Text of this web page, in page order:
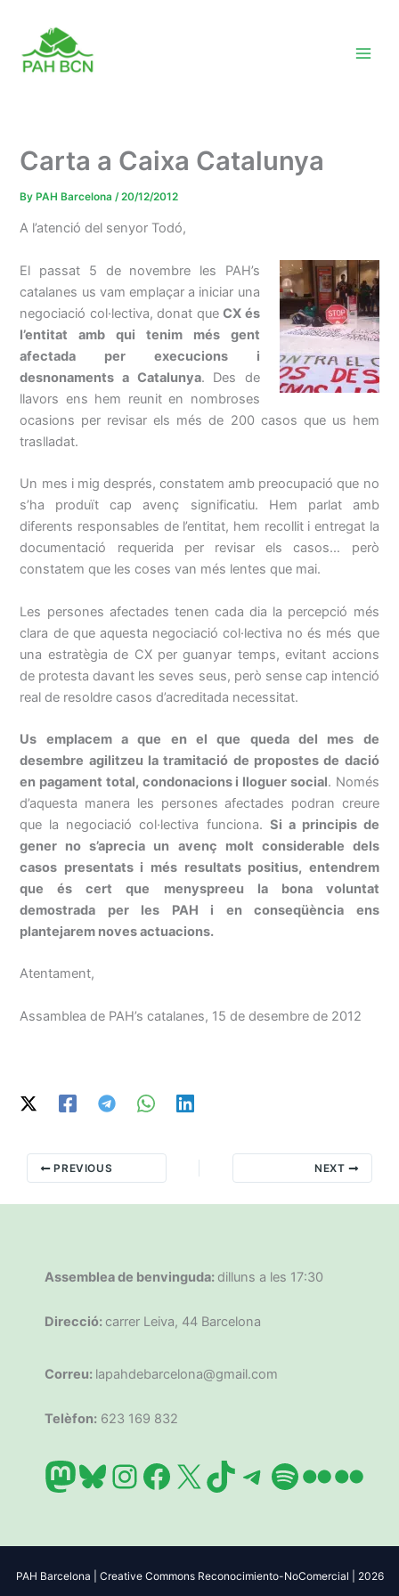
content
Carta a Caixa Catalunya
By PAH Barcelona/20/12/2012
A l’atenció del senyor Todó,
El passat 5 de novembre les PAH’s
catalanes us vam emplaçar a iniciar una
negociació col·lectiva, donat queCX és
l’entitat amb qui tenim més gent
afectada per execucions i
desnonaments a Catalunya. Des de
llavors ens hem reunit en nombroses
ocasions per revisar els més de 200 casos que us hem
traslladat.
Un mes i mig després, constatem amb preocupació que no
s’ha produït cap avenç significatiu. Hem parlat amb
diferents responsables de l’entitat, hem recollit i entregat la
documentació requerida per revisar els casos… però
constatem que les coses van més lentes que mai.
Les persones afectades tenen cada dia la percepció més
clara de que aquesta negociació col·lectiva no és més que
una estratègia de CX per guanyar temps, evitant accions
de protesta davant les seves seus, però sense cap intenció
real de resoldre casos d’acreditada necessitat.
Us emplacem a que en el que queda del mes de
desembre agilitzeu la tramitació de propostes de dació
en pagament total, condonacions i lloguer social. Només
d’aquesta manera les persones afectades podran creure
que la negociació col·lectiva funciona. Si a principis de
gener no s’aprecia un avenç molt considerable dels
casos presentats i més resultats positius, entendrem
que és cert que menyspreeu la bona voluntat
demostrada per les PAH i en conseqüència ens
plantejarem noves actuacions.
Atentament,
Assamblea de PAH’s catalanes, 15 de desembre de 2012
PREVIOUS NEXT
Assemblea de benvinguda: dilluns a les 17:30
Direcció: carrer Leiva, 44 Barcelona
Correu: lapahdebarcelona@gmail.com
Telèfon: 623 169 832
Mastodon
Bluesky
Instagram
Facebook
X TikTok
Telegram
Spotify
Flickr
PAH Barcelona | Creative Commons Reconocimiento-NoComercial | 2026